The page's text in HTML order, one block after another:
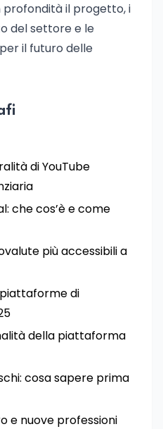
profondità il progetto, i
del settore e le
il futuro delle
di YouTube
che cos’è e come
più accessibili a
di
della piattaforma
cosa sapere prima
e nuove professioni